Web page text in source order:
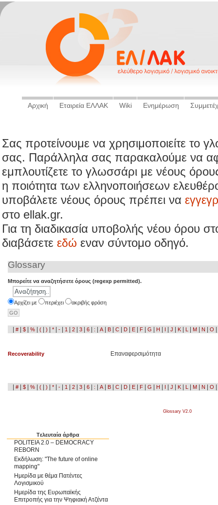
Αρχική Εταιρεία ΕΛΛΑΚ Wiki Ενημέρωση
Σας προτείνουμε να χρησιμοποιείτε το
σας. Παράλληλα σας παρακαλούμε να
εμπλουτίζετε το γλωσσάρι με νέους
η ποιότητα των ελληνοποιήσεων
υποβάλετε νέους όρους πρέπει να
στο ellak.gr.
Για τη διαδικασία υποβολής νέου όρου
διαβάσετε εδώ εναν σύντομο οδηγό.
Glossary
Μπορείτε να αναζητήσετε όρους (regexp permitted).
Aρχίζει με περιέχει ακριβής φράση
| #| $| %| (| ) | *| -| 1 | 2| 3| 6| : | A| B| C| D| E| F| G | H | I | J | K| L | M| N | O |
Recoverability Επαναφερσιμότητα
| #| $| %| (| ) | *| -| 1 | 2| 3| 6| : | A| B| C| D| E| F| G | H | I | J | K| L | M| N | O |
Glossary V2.0
Tελευταία άρθρα
POLITEIA 2.0 – DEMOCRACY
REBORN
Εκδήλωση: "The future of online
mapping"
Ημερίδα με θέμα Πατέντες
Λογισμικού
Ημερίδα της Ευρωπαϊκής
Επιτροπής για την Ψηφιακή Ατζέντα